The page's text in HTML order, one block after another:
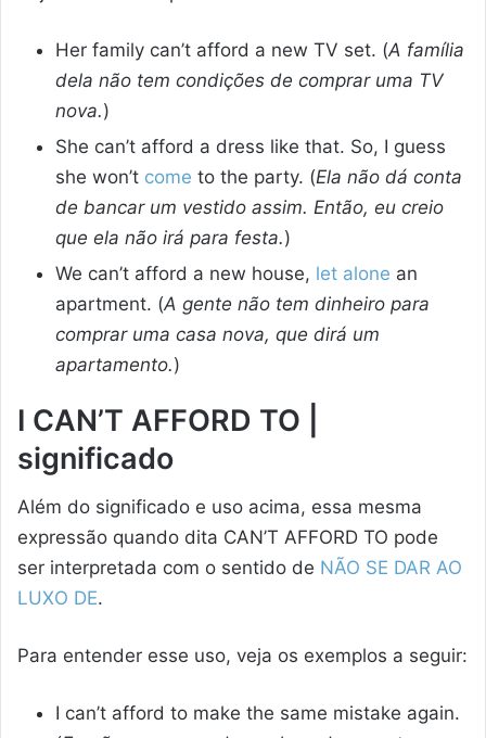
Her family can’t afford a new TV set. (A família
dela não tem condições de comprar uma TV
nova.)
She can’t afford a dress like that. So, I guess
she won’t come to the party. (Ela não dá conta
de bancar um vestido assim. Então, eu creio
que ela não irá para festa.)
We can’t afford a new house, let alone an
apartment. (A gente não tem dinheiro para
comprar uma casa nova, que dirá um
apartamento.)
I CAN’T AFFORD TO |
significado
Além do significado e uso acima, essa mesma
expressão quando dita CAN’T AFFORD TO pode
ser interpretada com o sentido de NÃO SE DAR AO
LUXO DE.
Para entender esse uso, veja os exemplos a seguir:
I can’t afford to make the same mistake again.